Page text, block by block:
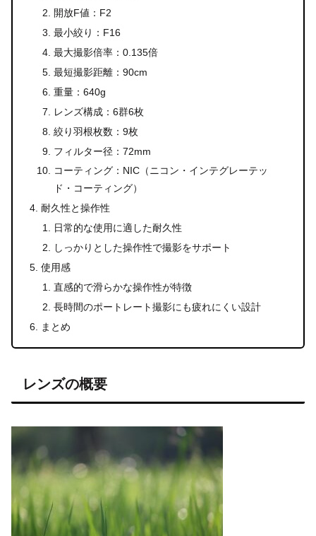
開放F値：F2
最小絞り：F16
最大撮影倍率：0.135倍
最短撮影距離：90cm
重量：640g
レンズ構成：6群6枚
絞り羽根枚数：9枚
フィルター径：72mm
コーティング：NIC（ニコン・インテグレーテッ
ド・コーティング）
耐久性と操作性
日常的な使用に適した耐久性
しっかりとした操作性で撮影をサポート
使用感
直感的で滑らかな操作性が特徴
長時間のポートレート撮影にも疲れにくい設計
まとめ
レンズの概要